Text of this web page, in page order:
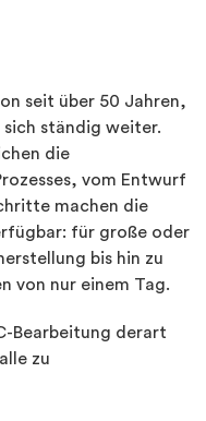
seit über 50 Jahren,
ständig weiter.
die
vom Entwurf
machen die
für große oder
bis hin zu
von nur einem Tag.
Bearbeitung derart
zu